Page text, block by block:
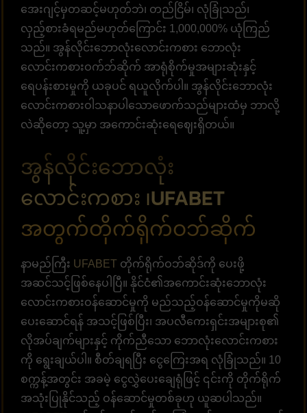
အေးဂျင့်မှတဆင့်မဟုတ်ဘဲ၊ တည်ငြိမ်၊ လုံခြုံသည်၊
လှည့်စားခံရမည်မဟုတ်ကြောင်း 1,000,000% ယုံကြည်
သည်။ အွန်လိုင်းဘောလုံးလောင်းကစား ဘောလုံး
လောင်းကစားဝက်ဘ်ဆိုက် အာရုံစိုက်မှုအများဆုံးနှင့်
ရေပန်းစားမှုကို ယခုပင် ရယူလိုက်ပါ။ အွန်လိုင်းဘောလုံး
လောင်းကစားဝါသနာပါသောဖောက်သည်များထံမှ ဘာလို့
လဲဆိုတော့ သူ့မှာ အကောင်းဆုံးရေဈေးရှိတယ်။
အွန်လိုင်းဘောလုံး
လောင်းကစား ၊UFABET
အတွက်တိုက်ရိုက်ဝဘ်ဆိုက်
နာမည်ကြီး UFABET တိုက်ရိုက်ဝဘ်ဆိုဒ်ကို ပေးဖို့
အဆင်သင့်ဖြစ်နေပါပြီ။ နိုင်ငံ၏အကောင်းဆုံးဘောလုံး
လောင်းကစားဝန်ဆောင်မှုကို မည်သည့်ဝန်ဆောင်မှုကိုမဆို
ပေးဆောင်ရန် အသင့်ဖြစ်ပြီး၊ အပလီကေးရှင်းအများစု၏
လိုအပ်ချက်များနှင့် ကိုက်ညီသော ဘောလုံးလောင်းကစား
ကို ရွေးချယ်ပါ။ စီတ်ချရပြီး ငွေကြေးအရ လုံခြုံသည်။ 10
စက္ကန့်အတွင်း အခမဲ့ ငွေလွှဲပေးချေရုံဖြင့် ၎င်းကို တိုက်ရိုက်
အသုံးပြုနိုင်သည့် ဝန်ဆောင်မှုတစ်ခုဟု ယူဆပါသည်။